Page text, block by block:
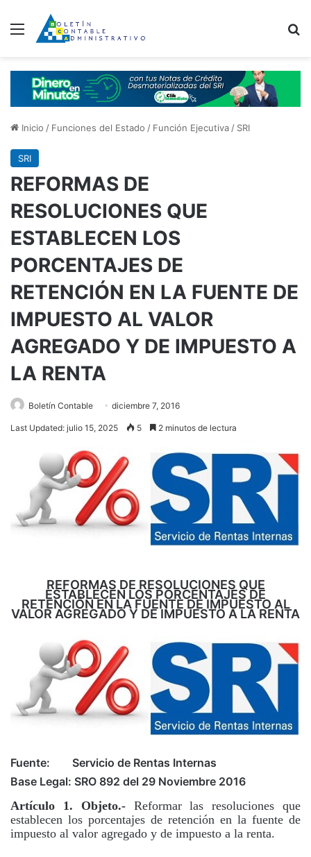
Menú
Inicio / Funciones del Estado / Función Ejecutiva / SRI
SRI
REFORMAS DE
RESOLUCIONES QUE
ESTABLECEN LOS
PORCENTAJES DE
RETENCIÓN EN LA FUENTE DE
IMPUESTO AL VALOR
AGREGADO Y DE IMPUESTO A
LA RENTA
Boletín Contable diciembre 7, 2016
Last Updated: julio 15, 2025 5 2 minutos de lectura
REFORMAS DE RESOLUCIONES QUE
ESTABLECEN LOS PORCENTAJES DE
RETENCIÓN EN LA FUENTE DE IMPUESTO AL
VALOR AGREGADO Y DE IMPUESTO A LA RENTA
Fuente: Servicio de Rentas Internas
Base Legal: SRO 892 del 29 Noviembre 2016
Artículo 1. Objeto.- Reformar las resoluciones que
establecen los porcentajes de retención en la fuente de
impuesto al valor agregado y de impuesto a la renta.